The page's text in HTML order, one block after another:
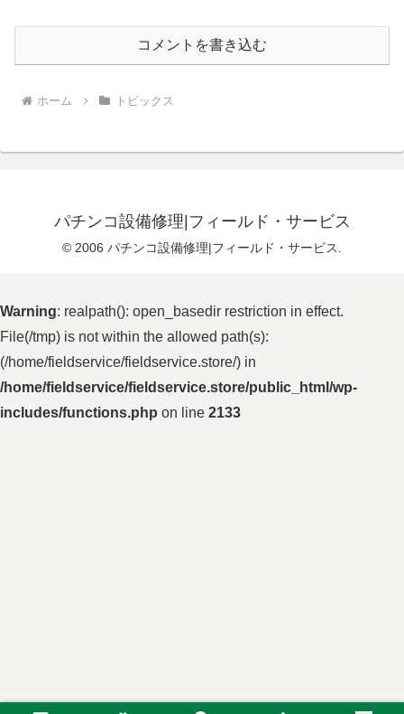
コメントを書き込む
ホーム トピックス
パチンコ設備修理|フィールド・サービス
© 2006 パチンコ設備修理|フィールド・サービス.
Warning: realpath(): open_basedir restriction in effect.
File(/tmp) is not within the allowed path(s):
(/home/fieldservice/fieldservice.store/) in
/home/fieldservice/fieldservice.store/public_html/wp-
includes/functions.php on line 2133